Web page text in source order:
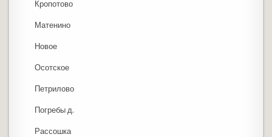
Кропотово
Матенино
Новое
Осотское
Петрилово
Погребы д.
Рассошка